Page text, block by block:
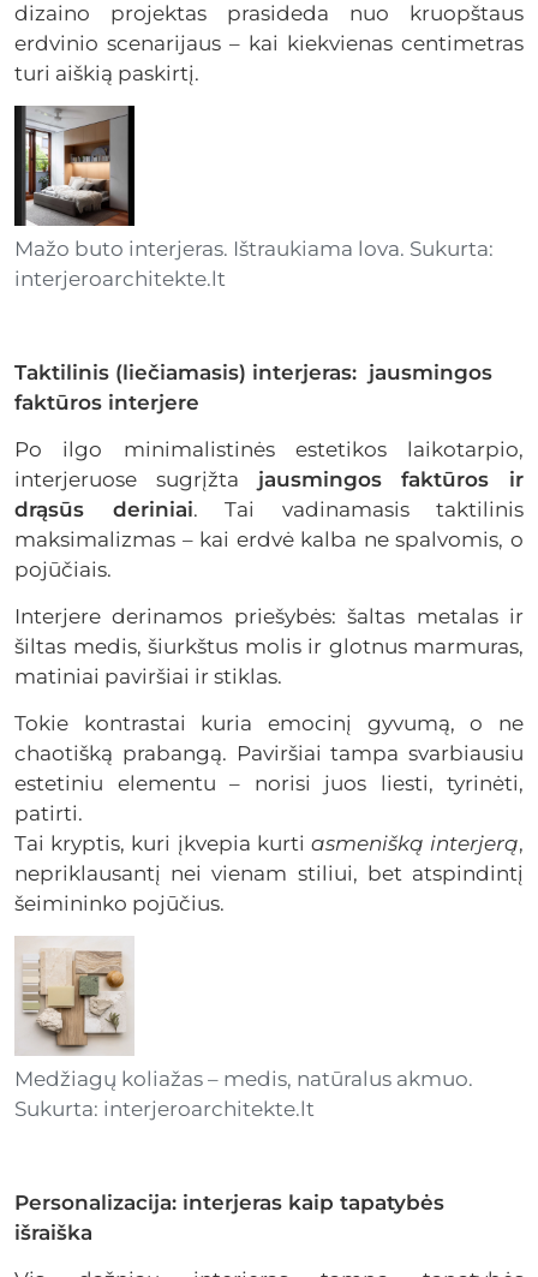
dizaino projektas prasideda nuo kruopštaus
erdvinio scenarijaus – kai kiekvienas centimetras
turi aiškią paskirtį.
Mažo buto interjeras. Ištraukiama lova. Sukurta:
interjeroarchitekte.lt
Taktilinis (liečiamasis) interjeras: jausmingos
faktūros interjere
Po ilgo minimalistinės estetikos laikotarpio,
interjeruose sugrįžta jausmingos faktūros ir
drąsūs deriniai. Tai vadinamasis taktilinis
maksimalizmas – kai erdvė kalba ne spalvomis, o
pojūčiais.
Interjere derinamos priešybės: šaltas metalas ir
šiltas medis, šiurkštus molis ir glotnus marmuras,
matiniai paviršiai ir stiklas.
Tokie kontrastai kuria emocinį gyvumą, o ne
chaotišką prabangą. Paviršiai tampa svarbiausiu
estetiniu elementu – norisi juos liesti, tyrinėti,
patirti.
Tai kryptis, kuri įkvepia kurti asmenišką interjerą,
nepriklausantį nei vienam stiliui, bet atspindintį
šeimininko pojūčius.
Medžiagų koliažas – medis, natūralus akmuo.
Sukurta: interjeroarchitekte.lt
Personalizacija: interjeras kaip tapatybės
išraiška